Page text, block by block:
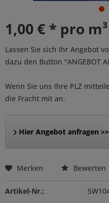
1,00 € * pro m³
Lassen Sie sich Ihr Angebot
dazu den Button "ANGEBOT
Wenn Sie uns Ihre PLZ
die Fracht mit an.
Hier Angebot anfragen >>
Merken Bewerten
Artikel-Nr.: